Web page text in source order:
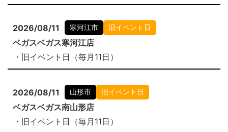
2026/08/11 寒河江市 旧イベント日
ベガスベガス寒河江店
・旧イベント日（毎月11日）
2026/08/11 山形市 旧イベント日
ベガスベガス南山形店
・旧イベント日（毎月11日）